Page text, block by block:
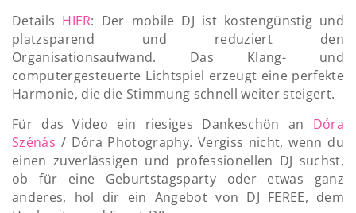
Details HIER: Der mobile DJ ist kostengünstig und
platzsparend und reduziert den
Organisationsaufwand. Das Klang- und
computergesteuerte Lichtspiel erzeugt eine perfekte
Harmonie, die die Stimmung schnell weiter steigert.
Für das Video ein riesiges Dankeschön an Dóra
Szénás / Dóra Photography. Vergiss nicht, wenn du
einen zuverlässigen und professionellen DJ suchst,
ob für eine Geburtstagsparty oder etwas ganz
anderes, hol dir ein Angebot von DJ FEREE, dem